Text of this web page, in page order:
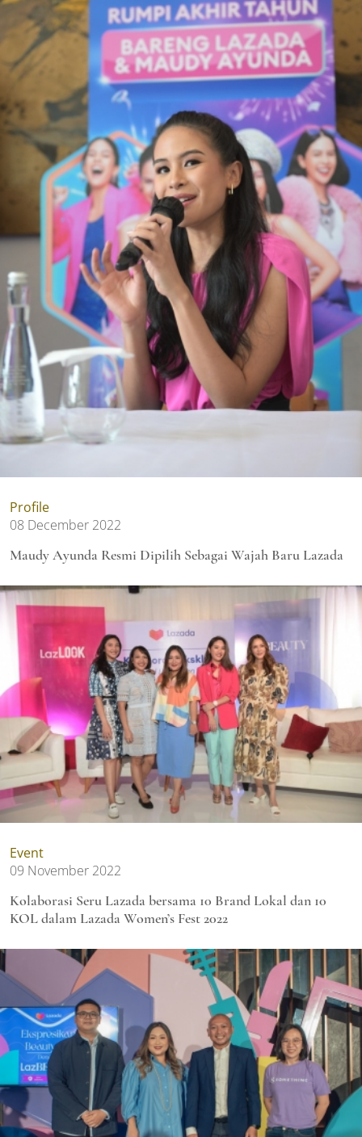
Profile
08 December 2022
Maudy Ayunda Resmi Dipilih Sebagai Wajah Baru Lazada
Event
09 November 2022
Kolaborasi Seru Lazada bersama 10 Brand Lokal dan 10
KOL dalam Lazada Women’s Fest 2022